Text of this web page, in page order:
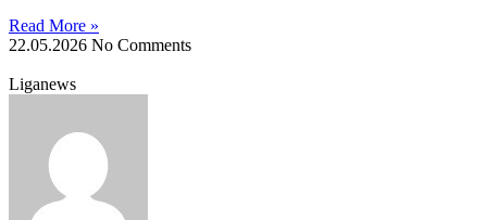
Read More »
22.05.2026 No Comments
Liganews